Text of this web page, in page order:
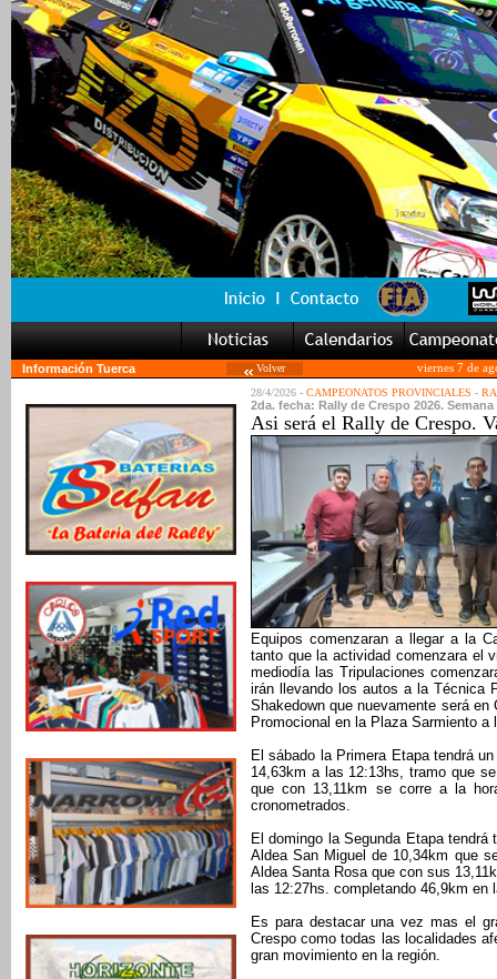
Información Tuerca Volver
viernes 7 de
28/4/2026 - CAMPEONATOS PROVINCIALES -
2da. fecha: Rally de Crespo 2026. Semana
Asi será el Rally de Crespo.
Equipos comenzaran a llegar a la
tanto que la actividad comenzara el
mediodía las Tripulaciones
irán llevando los autos a la Técnica
Shakedown que nuevamente será
Promocional en la Plaza Sarmiento a
El sábado la Primera Etapa tendrá
14,63km a las 12:13hs, tramo que
que con 13,11km se corre a la
cronometrados.
El domingo la Segunda Etapa
Aldea San Miguel de 10,34km que
Aldea Santa Rosa que con sus
las 12:27hs. completando 46,9km
Es para destacar una vez mas el
Crespo como todas las localidades
gran movimiento en la región.